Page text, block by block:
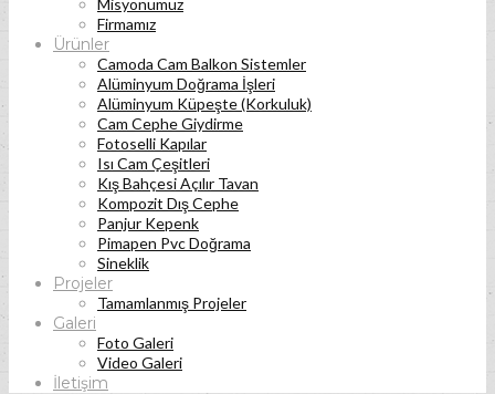
Misyonumuz
Firmamız
Ürünler
Camoda Cam Balkon Sistemler
Alüminyum Doğrama İşleri
Alüminyum Küpeşte (Korkuluk)
Cam Cephe Giydirme
Fotoselli Kapılar
Isı Cam Çeşitleri
Kış Bahçesi Açılır Tavan
Kompozit Dış Cephe
Panjur Kepenk
Pimapen Pvc Doğrama
Sineklik
Projeler
Tamamlanmış Projeler
Galeri
Foto Galeri
Video Galeri
İletişim